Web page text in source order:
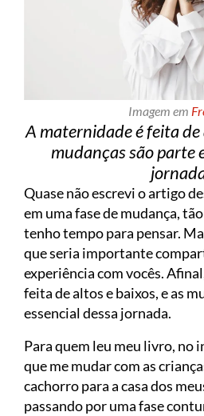
Imagem em
A maternidade é feita de
mudanças são parte
Quase não escrevi o artigo
em uma fase de mudança,
tenho tempo para pensar.
que seria importante
experiência com vocês.
feita de altos e baixos, e as
essencial dessa jornada.
Para quem leu meu livro, no
que me mudar com as
cachorro para a casa dos
passando por uma fase